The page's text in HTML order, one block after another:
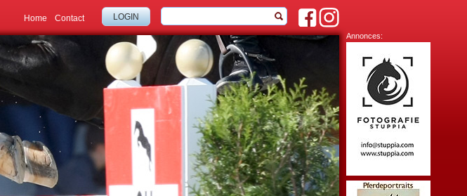
LOGIN
Home Contact
Annonces: